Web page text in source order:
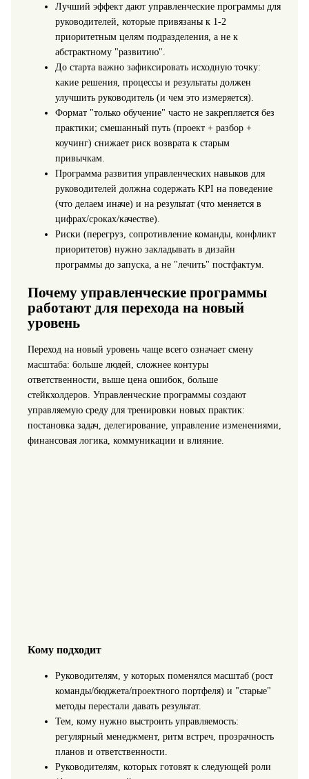
Лучший эффект дают управленческие программы для
руководителей, которые привязаны к 1-2
приоритетным целям подразделения, а не к
абстрактному "развитию".
До старта важно зафиксировать исходную точку:
какие решения, процессы и результаты должен
улучшить руководитель (и чем это измеряется).
Формат "только обучение" часто не закрепляется без
практики; смешанный путь (проект + разбор +
коучинг) снижает риск возврата к старым
привычкам.
Программа развития управленческих навыков для
руководителей должна содержать KPI на поведение
(что делаем иначе) и на результат (что меняется в
цифрах/сроках/качестве).
Риски (перегруз, сопротивление команды, конфликт
приоритетов) нужно закладывать в дизайн
программы до запуска, а не "лечить" постфактум.
Почему управленческие программы
работают для перехода на новый
уровень
Переход на новый уровень чаще всего означает смену
масштаба: больше людей, сложнее контуры
ответственности, выше цена ошибок, больше
стейкхолдеров. Управленческие программы создают
управляемую среду для тренировки новых практик:
постановка задач, делегирование, управление изменениями,
финансовая логика, коммуникации и влияние.
Кому подходит
Руководителям, у которых поменялся масштаб (рост
команды/бюджета/проектного портфеля) и "старые"
методы перестали давать результат.
Тем, кому нужно выстроить управляемость:
регулярный менеджмент, ритм встреч, прозрачность
планов и ответственности.
Руководителям, которых готовят к следующей роли